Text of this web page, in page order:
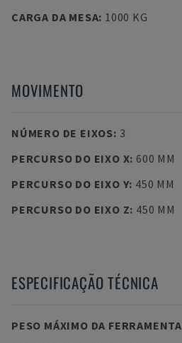
CARGA DA MESA: 1000 KG
MOVIMENTO
NÚMERO DE EIXOS: 3
PERCURSO DO EIXO X: 600 MM
PERCURSO DO EIXO Y: 450 MM
PERCURSO DO EIXO Z: 450 MM
ESPECIFICAÇÃO TÉCNICA
PESO MÁXIMO DA FERRAMENTA